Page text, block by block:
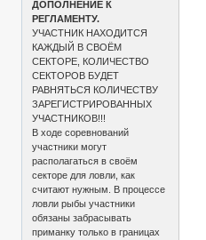
ДОПОЛНЕНИЕ К
РЕГЛАМЕНТУ.
УЧАСТНИК НАХОДИТСЯ
КАЖДЫЙ В СВОЁМ
СЕКТОРЕ, КОЛИЧЕСТВО
СЕКТОРОВ БУДЕТ
РАВНЯТЬСЯ КОЛИЧЕСТВУ
ЗАРЕГИСТРИРОВАННЫХ
УЧАСТНИКОВ!!!
В ходе соревнований
участники могут
располагаться в своём
секторе для ловли, как
считают нужным. В процессе
ловли рыбы участники
обязаны забрасывать
приманку только в границах